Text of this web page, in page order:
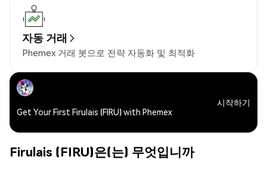
자동 거래
Phemex 거래 봇으로 전략 자동화 및 최적화
Get Your First Firulais (FIRU) with Phemex
시작하기
Firulais (FIRU)은(는) 무엇입니까